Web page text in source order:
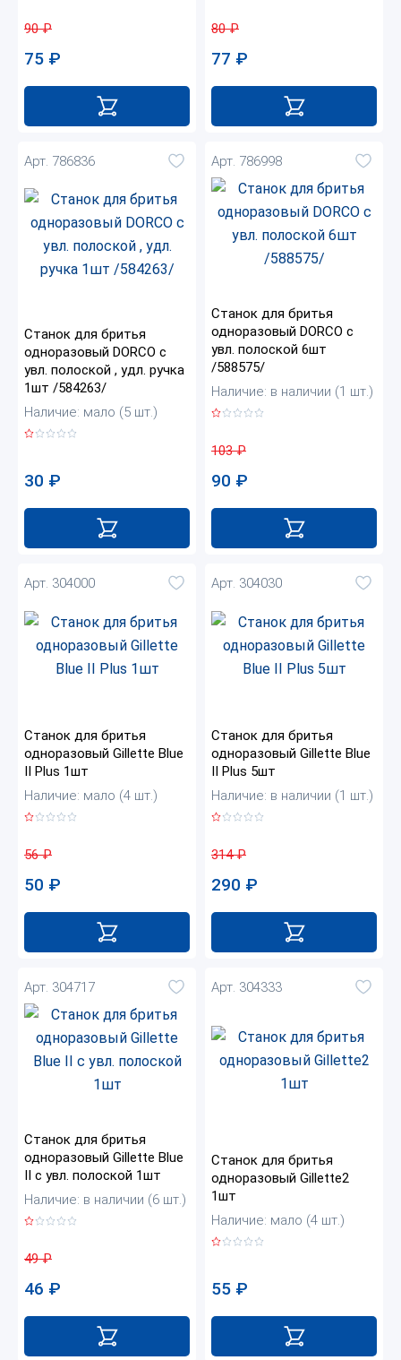
90₽
75 ₽
80₽
77 ₽
Арт. 786836
Станок для бритья
одноразовый DORCO с
увл. полоской , удл. ручка
1шт /584263/
Наличие: мало (5 шт.)
30 ₽
Арт. 786998
Станок для бритья
одноразовый DORCO с
увл. полоской 6шт
/588575/
Наличие: в наличии (1 шт.)
103₽
90 ₽
Арт. 304000
Станок для бритья
одноразовый Gillette Blue
II Plus 1шт
Наличие: мало (4 шт.)
56₽
50 ₽
Арт. 304030
Станок для бритья
одноразовый Gillette Blue
II Plus 5шт
Наличие: в наличии (1 шт.)
314₽
290 ₽
Арт. 304717
Станок для бритья
одноразовый Gillette Blue
II с увл. полоской 1шт
Наличие: в наличии (6 шт.)
49₽
46 ₽
Арт. 304333
Станок для бритья
одноразовый Gillette2
1шт
Наличие: мало (4 шт.)
55 ₽